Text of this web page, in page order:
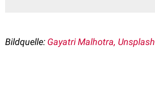
Bildquelle: Gayatri Malhotra, Unsplash